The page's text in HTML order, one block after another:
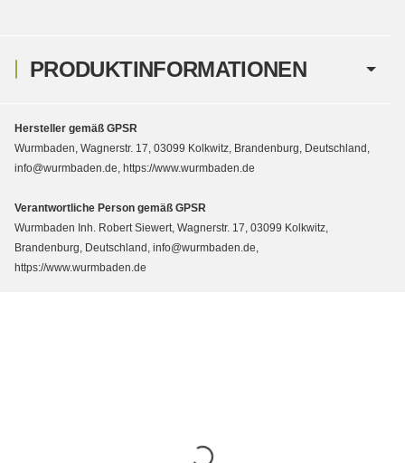
PRODUKTINFORMATIONEN
Hersteller gemäß GPSR
Wurmbaden, Wagnerstr. 17, 03099 Kolkwitz, Brandenburg, Deutschland,
info@wurmbaden.de, https://www.wurmbaden.de
Verantwortliche Person gemäß GPSR
Wurmbaden Inh. Robert Siewert, Wagnerstr. 17, 03099 Kolkwitz,
Brandenburg, Deutschland, info@wurmbaden.de,
https://www.wurmbaden.de